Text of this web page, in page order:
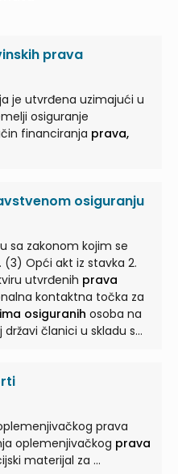
prava
je utvrđena uzimajući u
osiguranje
financiranja prava,
osiguranju
sa zakonom kojim se
Opći akt iz stavka 2.
utvrđenih prava
osiguranih osoba na
članici u skladu s
prava
oplemenjivačkog prava
materijal za ...